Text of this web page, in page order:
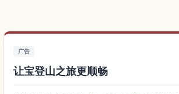
广告
让宝登山之旅更顺畅